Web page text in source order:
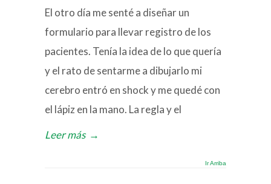
El otro día me senté a diseñar un
formulario para llevar registro de los
pacientes. Tenía la idea de lo que quería
y el rato de sentarme a dibujarlo mi
cerebro entró en shock y me quedé con
el lápiz en la mano. La regla y el
Leer más →
Ir Arriba